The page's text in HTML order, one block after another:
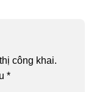
công khai.
*